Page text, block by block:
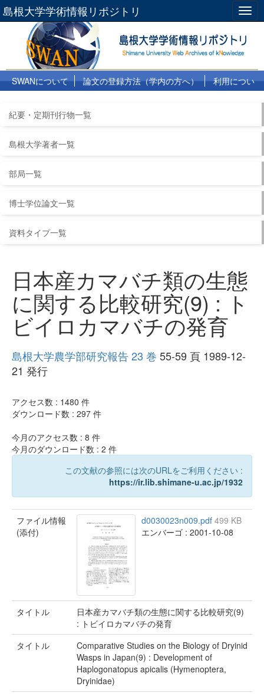
島根大学学術情報リポジトリ
SWANについて 論文の登録方法（学内の方へ）
利用につい
紀要・定期刊行物一覧
島根大学著者一覧
部局一覧
博士学位論文一覧
資料タイプ一覧
日本産カマバチ類の生態
に関する比較研究(9) : ト
ビイロカマバチの発育
島根大学農学部研究報告 23 巻 55-59 頁 1989-12-
21 発行
アクセス数 : 1480 件
ダウンロード数 : 297 件
今月のアクセス数 : 8 件
今月のダウンロード数 : 2 件
この文献の参照には次のURLをご利用ください :
https://ir.lib.shimane-u.ac.jp/1932
ファイル情報
(添付)
d0030023n009.pdf 499 KB
エンバーゴ : 2001-10-08
タイトル
日本産カマバチ類の生態に関する比較研究(9)
: トビイロカマバチの発育
タイトル
Comparative Studies on the Biology of Dryinid
Wasps in Japan(9) : Development of
Haplogonatopus apicalis (Hymenoptera,
Dryinidae)